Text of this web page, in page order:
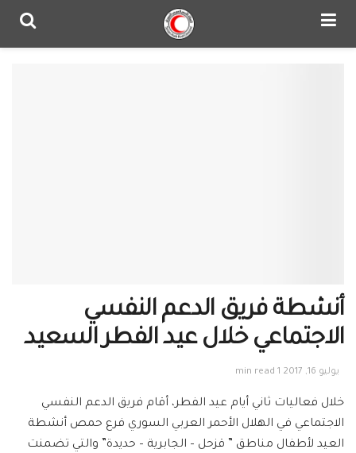
أنشطة فريق الدعم النفسي
الاجتماعي خلال عيد الفطر السعيد
يوليو 16, 2017 1 min read
خلال فعاليات ثاني أيام عيد الفطر، أقام فريق الدعم النفسي
الاجتماعي في الهلال الأحمر العربي السوري فرع حمص أنشطة
العيد لأطفال مناطق ” قزحل – الجابرية – حديدة” والتي تضمنت